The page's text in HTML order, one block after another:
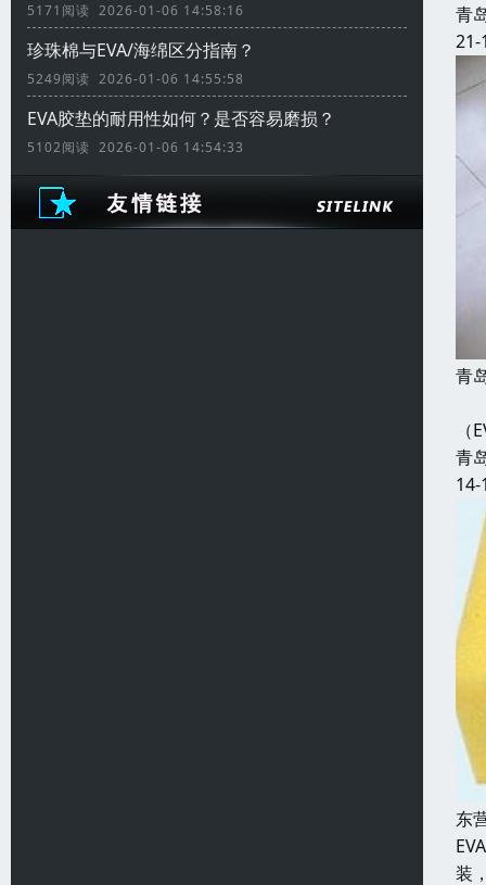
5171阅读 2026-01-06 14:58:16
珍珠棉与EVA/海绵区分指南？
5249阅读 2026-01-06 14:55:58
EVA胶垫的耐用性如何？是否容易磨损？
5102阅读 2026-01-06 14:54:33
青
21-
青
青
14-
东
装